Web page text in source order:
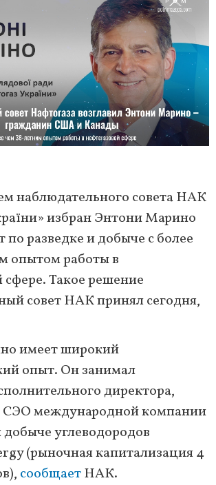
наблюдательного совета НАК
избран Энтони Марино
разведке и добыче с более
опытом работы в
сфере. Такое решение
совет НАК принял сегодня,
имеет широкий
опыт. Он занимал
директора,
СЭО международной компании
добыче углеводородов
(рыночная капитализация 4
сообщаетНАК.